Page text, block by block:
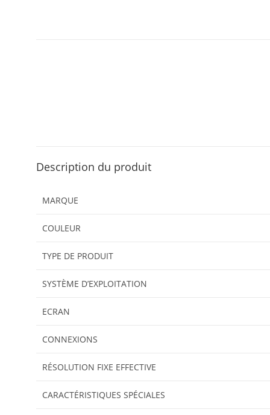
Description du produit
MARQUE
COULEUR
TYPE DE PRODUIT
SYSTÈME D’EXPLOITATION
ECRAN
CONNEXIONS
RÉSOLUTION FIXE EFFECTIVE
CARACTÉRISTIQUES SPÉCIALES